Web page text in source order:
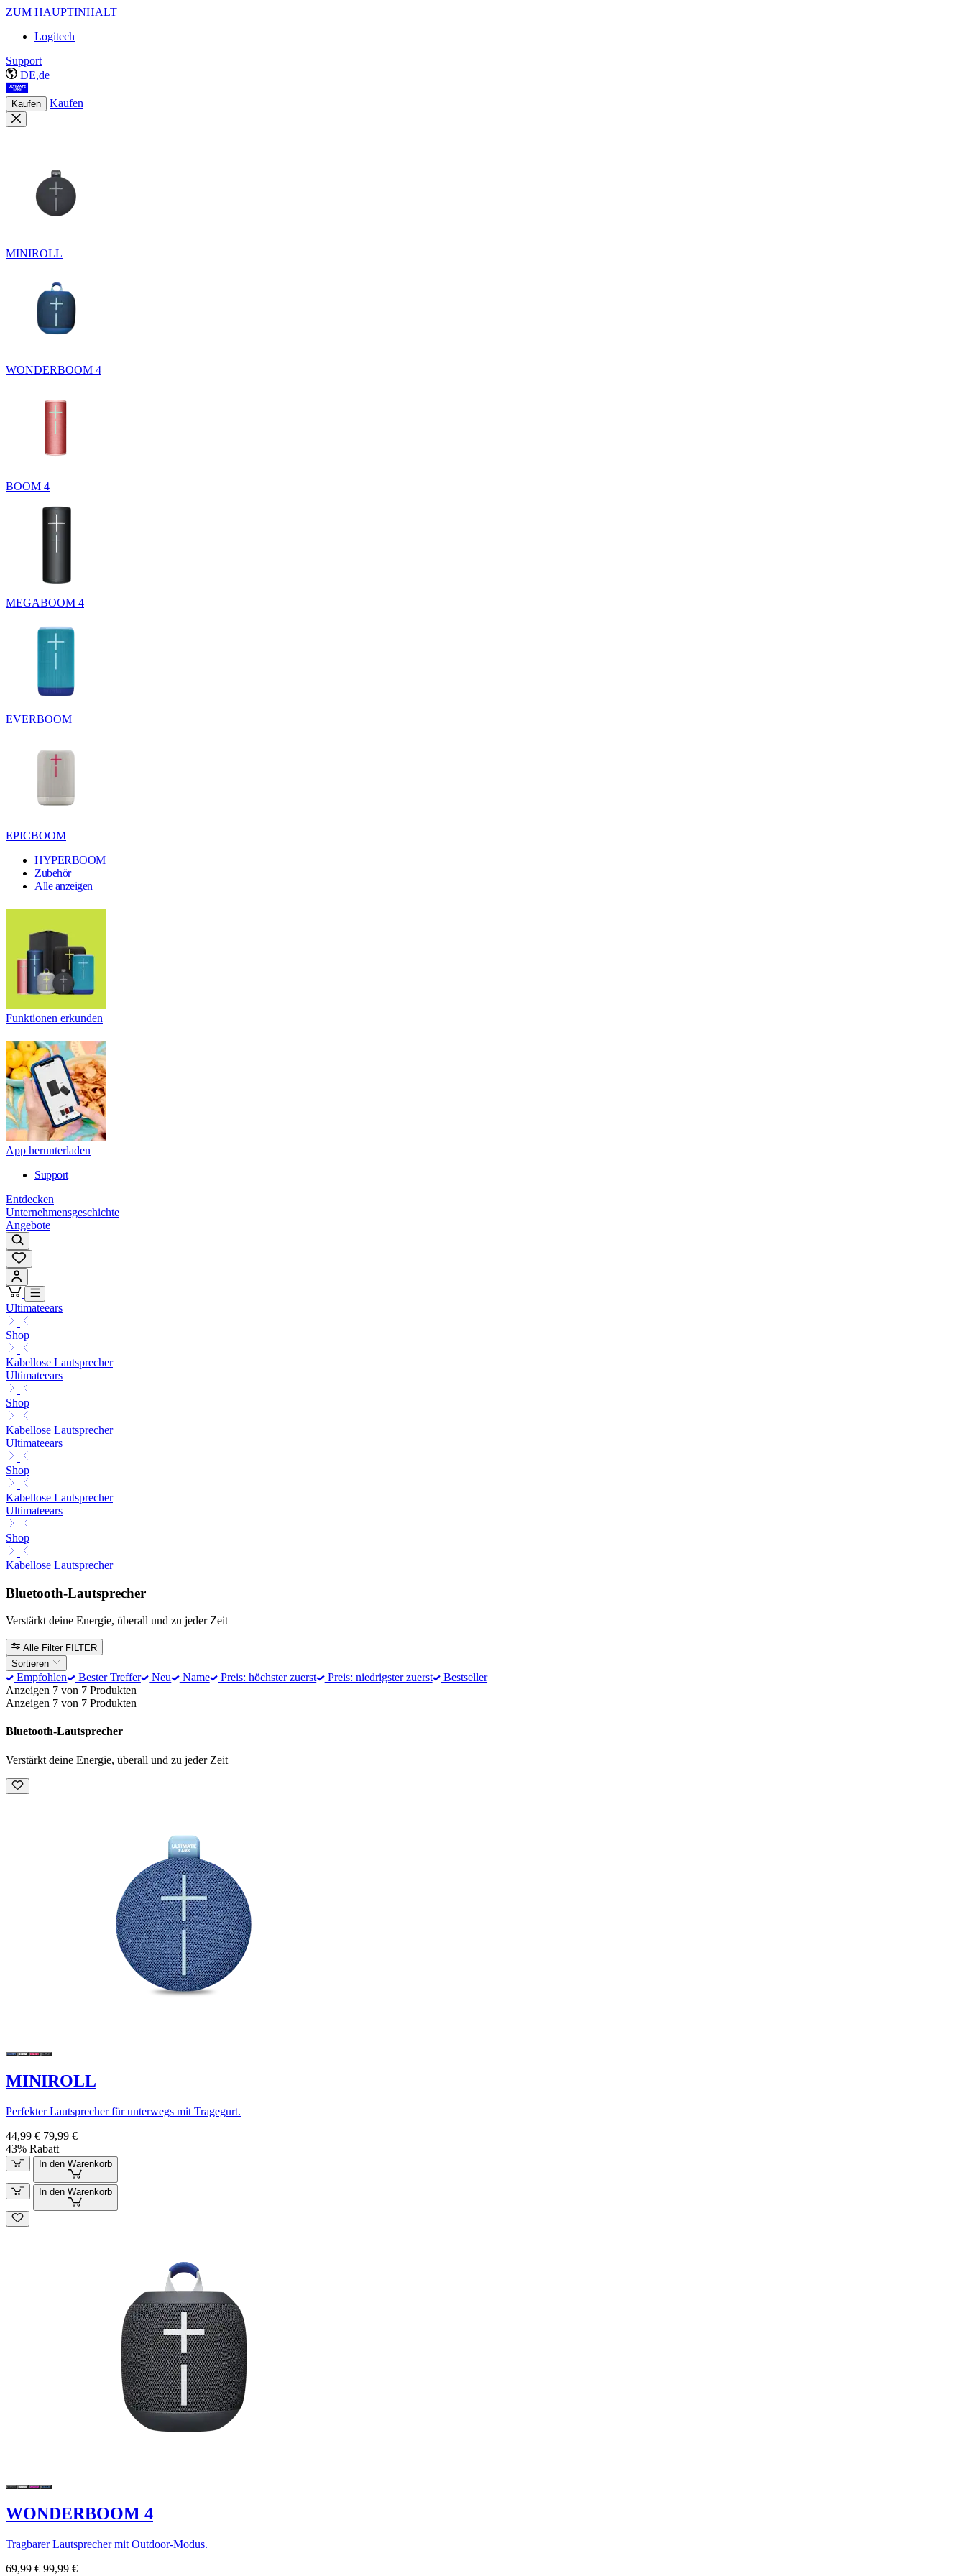
ZUM HAUPTINHALT
Logitech
Support
DE,de
Kaufen Kaufen
MINIROLL
WONDERBOOM 4
BOOM 4
MEGABOOM 4
EVERBOOM
EPICBOOM
HYPERBOOM
Zubehör
Alle anzeigen
Funktionen erkunden
App herunterladen
Support
Entdecken
Unternehmensgeschichte
Angebote
Ultimateears
Shop
Kabellose Lautsprecher
Ultimateears
Shop
Kabellose Lautsprecher
Ultimateears
Shop
Kabellose Lautsprecher
Ultimateears
Shop
Kabellose Lautsprecher
Bluetooth-Lautsprecher
Verstärkt deine Energie, überall und zu jeder Zeit
Alle Filter FILTER
Sortieren
Empfohlen Bester Treffer Neu Name Preis: höchster zuerst Preis: niedrigster zuerst
Bestseller
Anzeigen 7 von 7 Produkten
Anzeigen 7 von 7 Produkten
Bluetooth-Lautsprecher
Verstärkt deine Energie, überall und zu jeder Zeit
MINIROLL
Perfekter Lautsprecher für unterwegs mit Tragegurt.
44,99 € 79,99 €
43% Rabatt
In den Warenkorb
In den Warenkorb
WONDERBOOM 4
Tragbarer Lautsprecher mit Outdoor-Modus.
69,99 € 99,99 €